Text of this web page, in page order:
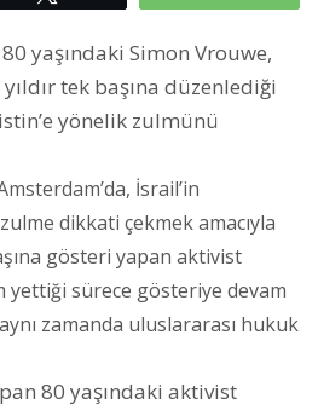
yaşındaki Simon Vrouwe,
tek başına düzenlediği
yönelik zulmünü
İsrail’in
dikkati çekmek amacıyla
gösteri yapan aktivist
yettiği sürece gösteriye devam
zamanda uluslararası hukuk
80 yaşındaki aktivist